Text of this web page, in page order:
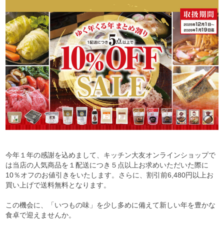
今年１年の感謝を込めまして、キッチン大友オンラインショップで
は当店の人気商品を１配送につき５点以上お求めいただいた際に
10％オフのお値引きをいたします。さらに、割引前6,480円以上お
買い上げで送料無料となります。
この機会に、「いつもの味」を少し多めに備えて新しい年を豊かな
食卓で迎えませんか。